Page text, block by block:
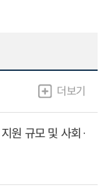
더보기
원 규모 및 사회·